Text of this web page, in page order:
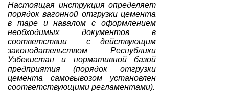
Настоящая инструкция определяет
порядок вагонной отгрузки цемента
в таре и навалом c оформлением
необходимых документов в
соответствии с действующим
законодательством Республики
Узбекистан и нормативной базой
предприятия (порядок отгрузки
цемента самовывозом установлен
соответствующими регламентами).